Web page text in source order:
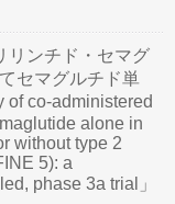
リンチド・セマグ
セマグルチド単
of co-administered
alone in
without type 2
5): a
phase 3a trial」